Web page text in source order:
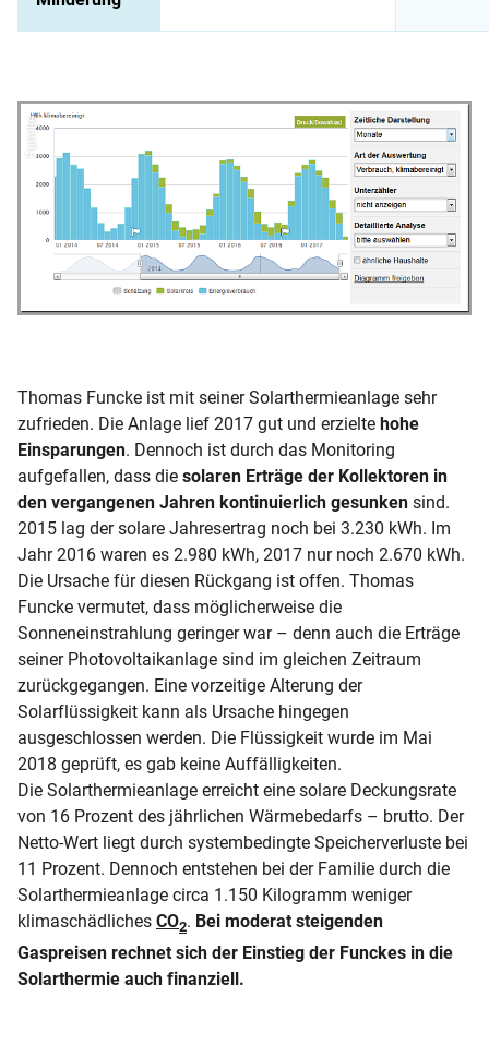
Funcke
Thomas Funcke ist mit seiner Solarthermieanlage sehr
zufrieden. Die Anlage lief 2017 gut und erzielte hohe
Einsparungen. Dennoch ist durch das Monitoring
aufgefallen, dass die solaren Erträge der Kollektoren in
den vergangenen Jahren kontinuierlich gesunken sind.
2015 lag der solare Jahresertrag noch bei 3.230 kWh. Im
Jahr 2016 waren es 2.980 kWh, 2017 nur noch 2.670 kWh.
Die Ursache für diesen Rückgang ist offen. Thomas
Funcke vermutet, dass möglicherweise die
Sonneneinstrahlung geringer war – denn auch die Erträge
seiner Photovoltaikanlage sind im gleichen Zeitraum
zurückgegangen. Eine vorzeitige Alterung der
Solarflüssigkeit kann als Ursache hingegen
ausgeschlossen werden. Die Flüssigkeit wurde im Mai
2018 geprüft, es gab keine Auffälligkeiten.
Die Solarthermieanlage erreicht eine solare Deckungsrate
von 16 Prozent des jährlichen Wärmebedarfs – brutto. Der
Netto-Wert liegt durch systembedingte Speicherverluste bei
11 Prozent. Dennoch entstehen bei der Familie durch die
Solarthermieanlage circa 1.150 Kilogramm weniger
klimaschädliches CO2. Bei moderat steigenden
Gaspreisen rechnet sich der Einstieg der Funckes in die
Solarthermie auch finanziell.